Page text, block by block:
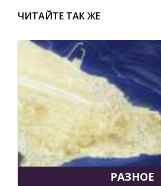
ЧИТАЙТЕ ТАК ЖЕ
РАЗНОЕ